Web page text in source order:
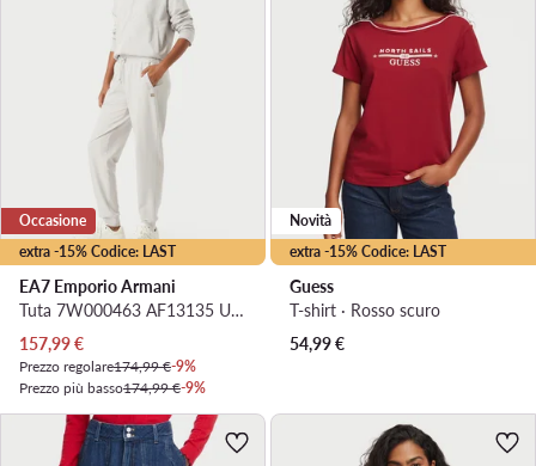
extra -15% Codice: LAST
Occasione
EA7 Emporio Armani
Tuta 7W000463 AF13135 U9001 Blu Regular Fit
Prezzo attuale
157,99€
Prezzo regolare174,99 €-9%
Prezzo più basso174,99 €-9%
extra -15% Codice: LAST
Novità
Guess
T-shirt · Rosso scuro
54,99€